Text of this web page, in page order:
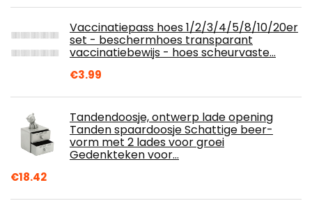
Vaccinatiepass hoes 1/2/3/4/5/8/10/20er
set - beschermhoes transparant
vaccinatiebewijs - hoes scheurvaste…
€3.99
Tandendoosje, ontwerp lade opening
Tanden spaardoosje Schattige beer-
vorm met 2 lades voor groei
Gedenkteken voor…
€18.42